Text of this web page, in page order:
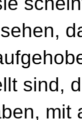
sind,
mit